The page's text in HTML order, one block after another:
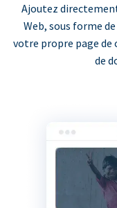
Ajoutez
Web, sous forme
votre propre page
de